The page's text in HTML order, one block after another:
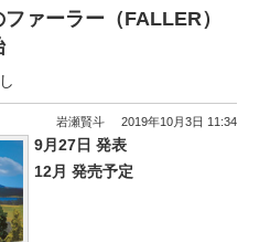
ァーラー（FALLER）
岩瀬賢斗 2019年10月3日 11:34
9月27日 発表
12月 発売予定